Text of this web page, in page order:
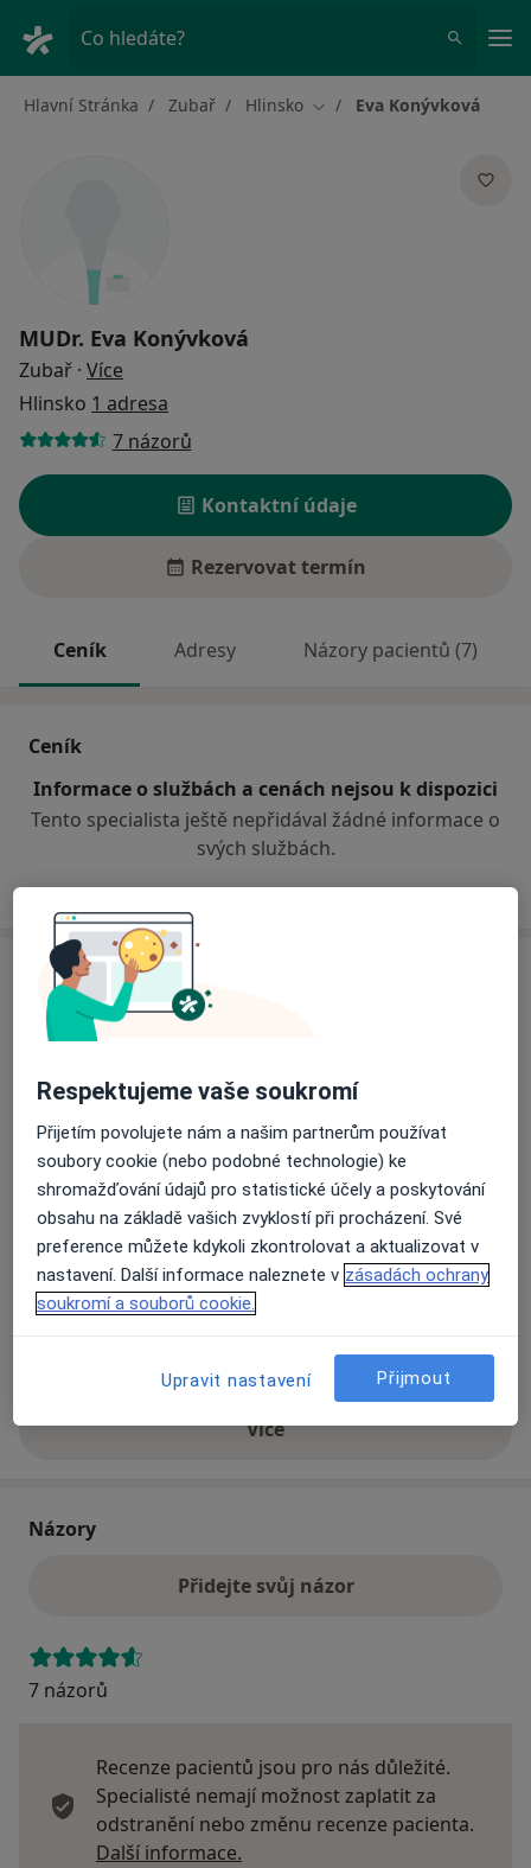
Co hledáte?
Hlavní Stránka Zubař Hlinsko Změna města
Eva Konývková
MUDr. Eva Konývková
Zubař · Více
Hlinsko 1 adresa
7 názorů
Kontaktní údaje
Rezervovat termín
Ceník Adresy Názory pacientů (7)
Ceník
Informace o službách a cenách nejsou k dispozici
Tento specialista ještě nepřidával žádné informace o
svých službách.
Adresa
Sam. ordinace PL - stomatologa
Přiblížit mapuse otevře v nové záložce
Dostupnost
Na této adrese online kalendář není aktivní
Co mám v takové situaci udělat?
Způsoby platby (soukromé návštěvy)
Víceo adrese
Názory
Přidejte svůj názor
7 názorů
Recenze pacientů jsou pro nás důležité.
Specialisté nemají možnost zaplatit za
odstranění nebo změnu recenze pacienta.
Další informace.
Respektujeme vaše soukromí
Přijetím povolujete nám a našim partnerům používat
soubory cookie (nebo podobné technologie) ke
shromažďování údajů pro statistické účely a poskytování
obsahu na základě vašich zvyklostí při procházení. Své
preference můžete kdykoli zkontrolovat a aktualizovat v
nastavení. Další informace naleznete v zásadách ochrany
soukromí a souborů cookie.
Upravit nastavení Přijmout